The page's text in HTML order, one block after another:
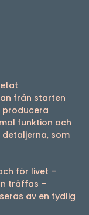
från starten
producera
funktion och
som
för livet –
träffas –
av en tydlig